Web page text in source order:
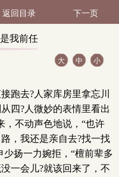
返回目录 下一页
我前任
大 中 小
去?人家库房里拿忘川
四?人微妙的表情里看出
，不动声色地说，“也许
，我还是亲自去?找一找
少扬一力婉拒，“檀前辈多
一会儿?就该回来了，不